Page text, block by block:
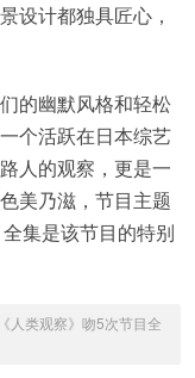
设计都独具匠心，
的幽默风格和轻松
个活跃在日本综艺
人的观察，更是一
美乃滋，节目主题
集是该节目的特别
人类观察》吻5次节目全